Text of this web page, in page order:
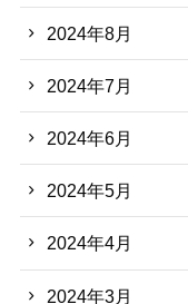
2024年8月
2024年7月
2024年6月
2024年5月
2024年4月
2024年3月